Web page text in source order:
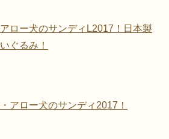
ロー犬のサンディL2017！日本製
ぐるみ！
アロー犬のサンディ2017！